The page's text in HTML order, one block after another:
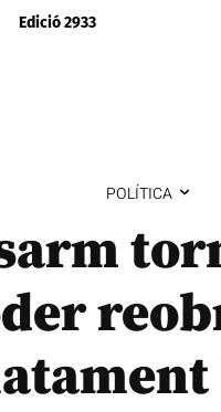
Edició 2933
POLÍTICA